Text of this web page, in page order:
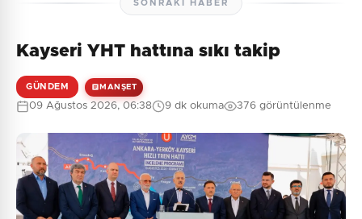
SONRAKI HABER
Kayseri YHT hattına sıkı takip
GÜNDEM MANŞET
09 Ağustos 2026, 06:38 9 dk okuma 376 görüntülenme